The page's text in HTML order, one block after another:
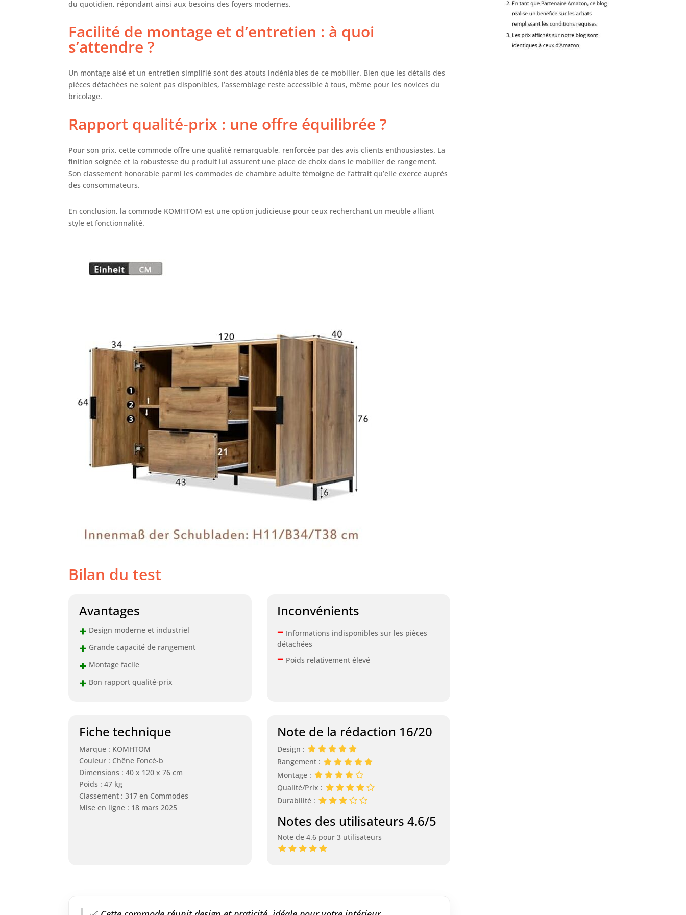
différentes. Si vous avez des questions, n'hésitez pas à
du quotidien, répondant ainsi aux besoins des foyers modernes.
Facilité de montage et d’entretien : à quoi
s’attendre ?
Un montage aisé et un entretien simplifié sont des atouts indéniables de ce mobilier. Bien que les détails des
pièces détachées ne soient pas disponibles, l’assemblage reste accessible à tous, même pour les novices du
bricolage.
Rapport qualité-prix : une offre équilibrée ?
Pour son prix, cette commode offre une qualité remarquable, renforcée par des avis clients enthousiastes. La
finition soignée et la robustesse du produit lui assurent une place de choix dans le mobilier de rangement.
Son classement honorable parmi les commodes de chambre adulte témoigne de l’attrait qu’elle exerce auprès
des consommateurs.
En conclusion, la commode KOMHTOM est une option judicieuse pour ceux recherchant un meuble alliant
style et fonctionnalité.
Bilan du test
Avantages
+ Design moderne et industriel
+ Grande capacité de rangement
+ Montage facile
+ Bon rapport qualité-prix
Inconvénients
– Informations indisponibles sur les pièces
détachées
– Poids relativement élevé
Fiche technique
Marque : KOMHTOM
Couleur : Chêne Foncé-b
Dimensions : 40 x 120 x 76 cm
Poids : 47 kg
Classement : 317 en Commodes
Mise en ligne : 18 mars 2025
Note de la rédaction 16/20
Design :
Rangement :
Montage :
Qualité/Prix :
Durabilité :
Notes des utilisateurs 4.6/5
Note de 4.6 pour 3 utilisateurs